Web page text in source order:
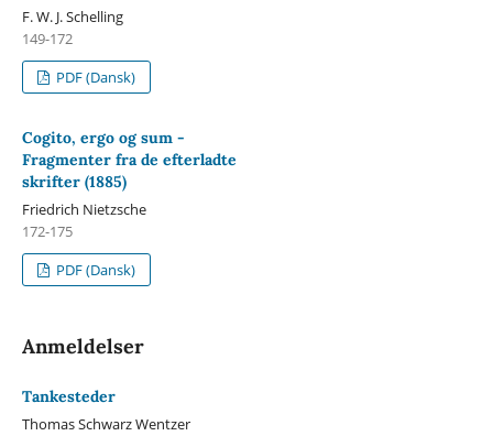
F. W. J. Schelling
149-172
PDF (Dansk)
Cogito, ergo og sum -
Fragmenter fra de efterladte
skrifter (1885)
Friedrich Nietzsche
172-175
PDF (Dansk)
Anmeldelser
Tankesteder
Thomas Schwarz Wentzer